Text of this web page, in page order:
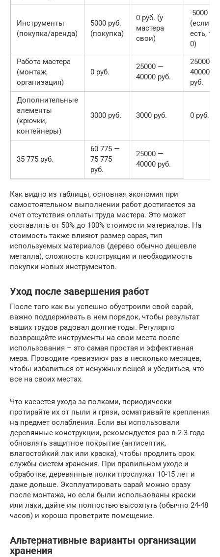
Инструменты
(покупка/аренда)
5000 руб.
(покупка)
0 руб. (у
мастера
свои)
-5000
(если
есть, то
0)
Работа мастера
(монтаж,
организация)
0 руб.
25000 —
40000 руб.
25000 —
40000
руб.
Дополнительные
элементы
(крючки,
контейнеры)
3000 руб. 3000 руб. 0 руб.
35 775 руб.
60 775 —
75 775
руб.
25000 —
40000 руб.
Как видно из таблицы, основная экономия при
самостоятельном выполнении работ достигается за
счет отсутствия оплаты труда мастера. Это может
составлять от 50% до 100% стоимости материалов. На
стоимость также влияют размер сарая, тип
используемых материалов (дерево обычно дешевле
металла), сложность конструкции и необходимость
покупки новых инструментов.
Уход после завершения работ
После того как вы успешно обустроили свой сарай,
важно поддерживать в нем порядок, чтобы результат
ваших трудов радовал долгие годы. Регулярно
возвращайте инструменты на свои места после
использования – это самая простая и эффективная
мера. Проводите «ревизию» раз в несколько месяцев,
чтобы избавиться от ненужных вещей и убедиться, что
все на своих местах.
Что касается ухода за полками, периодически
протирайте их от пыли и грязи, осматривайте крепления
на предмет ослабления. Если вы использовали
деревянные конструкции, рекомендуется раз в 2-3 года
обновлять защитное покрытие (антисептик,
влагостойкий лак или краска), чтобы продлить срок
службы систем хранения. При правильном уходе и
обработке, деревянные полки прослужат 10-15 лет и
даже дольше. Эксплуатировать сарай можно сразу
после монтажа, но если были использованы краски
или лаки, дайте им полностью высохнуть (обычно 24-48
часов) и хорошо проветрите помещение.
Альтернативные варианты организации
хранения